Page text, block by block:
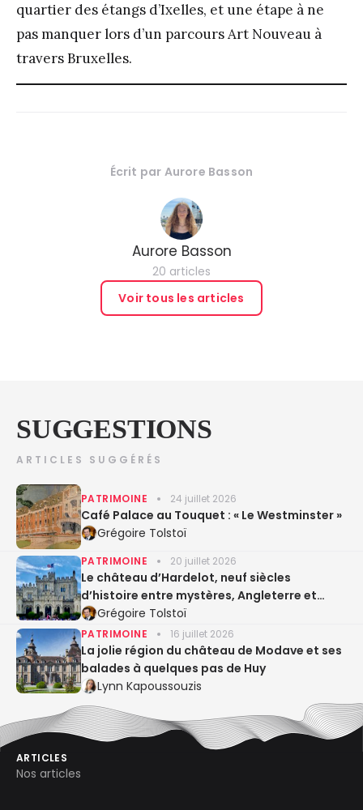
quartier des étangs d’Ixelles, et une étape à ne
pas manquer lors d’un parcours Art Nouveau à
travers Bruxelles.
Écrit par Aurore Basson
Aurore Basson
20 articles
Voir tous les articles
SUGGESTIONS
ARTICLES SUGGÉRÉS
PATRIMOINE 24 juillet 2026
Café Palace au Touquet : « Le Westminster »
Grégoire Tolstoï
PATRIMOINE 20 juillet 2026
Le château d’Hardelot, neuf siècles
d’histoire entre mystères, Angleterre et
Entente cordiale
Grégoire Tolstoï
PATRIMOINE 16 juillet 2026
La jolie région du château de Modave et ses
balades à quelques pas de Huy
Lynn Kapoussouzis
ARTICLES
Nos articles